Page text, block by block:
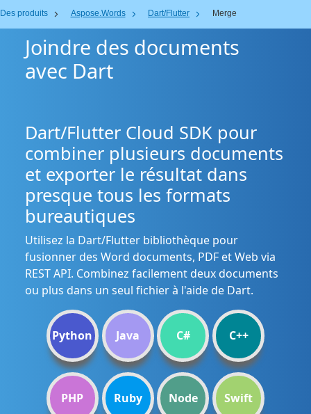
Des produits Aspose.Words Dart/Flutter Merge
Joindre des documents
avec Dart
Dart/Flutter Cloud SDK pour
combiner plusieurs documents
et exporter le résultat dans
presque tous les formats
bureautiques
Utilisez la Dart/Flutter bibliothèque pour
fusionner des Word documents, PDF et Web via
REST API. Combinez facilement deux documents
ou plus dans un seul fichier à l'aide de Dart.
Python Java C# C++
PHP Ruby Node Swift